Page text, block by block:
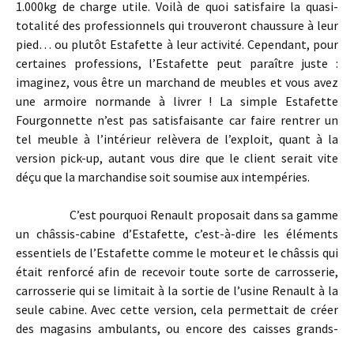
1.000kg de charge utile. Voilà de quoi satisfaire la quasi-
totalité des professionnels qui trouveront chaussure à leur
pied… ou plutôt Estafette à leur activité. Cependant, pour
certaines professions, l’Estafette peut paraître juste :
imaginez, vous être un marchand de meubles et vous avez
une armoire normande à livrer ! La simple Estafette
Fourgonnette n’est pas satisfaisante car faire rentrer un
tel meuble à l’intérieur relèvera de l’exploit, quant à la
version pick-up, autant vous dire que le client serait vite
déçu que la marchandise soit soumise aux intempéries.
C’est pourquoi Renault proposait dans sa gamme
un châssis-cabine d’Estafette, c’est-à-dire les éléments
essentiels de l’Estafette comme le moteur et le châssis qui
était renforcé afin de recevoir toute sorte de carrosserie,
carrosserie qui se limitait à la sortie de l’usine Renault à la
seule cabine. Avec cette version, cela permettait de créer
des magasins ambulants, ou encore des caisses grands-